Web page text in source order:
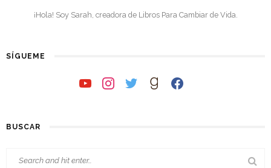
¡Hola! Soy Sarah, creadora de Libros Para Cambiar de Vida.
SÍGUEME
youtubeinstagramtwittergoodreadsfacebook
BUSCAR